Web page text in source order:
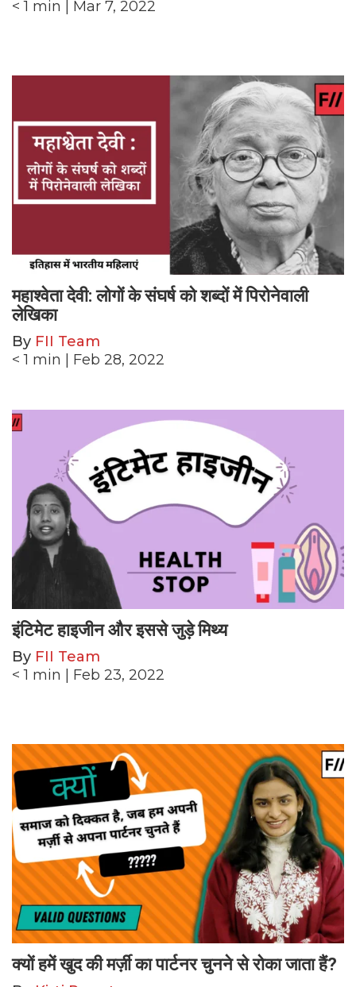
< 1 min | Mar 7, 2022
महाश्वेता देवी: लोगों के संघर्ष को शब्दों में पिरोनेवाली
लेखिका
By FII Team
< 1 min | Feb 28, 2022
इंटिमेट हाइजीन और इससे जुड़े मिथ्य
By FII Team
< 1 min | Feb 23, 2022
क्यों हमें खुद की मर्ज़ी का पार्टनर चुनने से रोका जाता हैं?